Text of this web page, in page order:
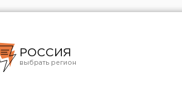
РОССИЯ